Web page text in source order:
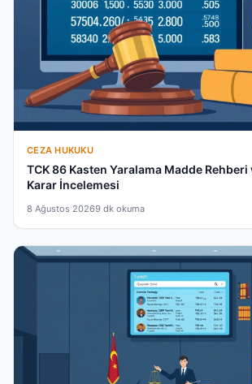
CEZA HUKUKU
TCK 86 Kasten Yaralama Madde
Karar İncelemesi
8 Ağustos 20269 dk okuma